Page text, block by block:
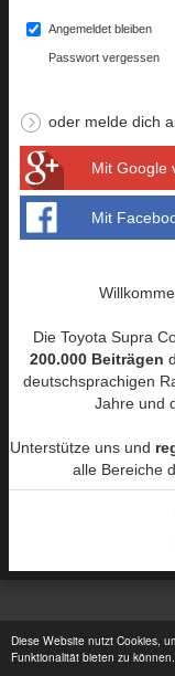
Diese Website nutzt Cookies,
Funktionalität bieten zu können.
Angemeldet bleiben
Passwort vergessen
oder melde dich
Mit Google
Mit
Die Toyota Supra
200.000 Beiträgen
deutschsprachigen
Jahre und
Unterstütze uns und
alle Bereiche